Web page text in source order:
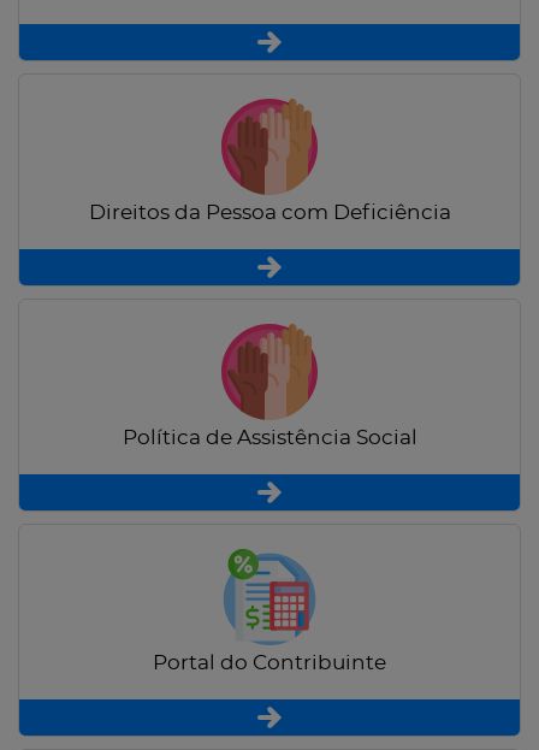
Direitos da Pessoa com Deficiência
Política de Assistência Social
Portal do Contribuinte